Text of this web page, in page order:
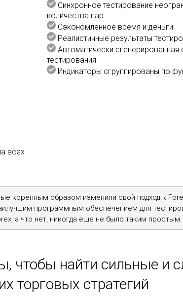
всех
Синхронное тестирование
количества пар
Сэкономленное время и деньги
Реалистичные результаты
Автоматически сгенерированная
тестирования
Индикаторы сгруппированы по
коренным образом изменили свой подход к
программным обеспечением для
а что нет, никогда еще не было таким простым.
чтобы найти сильные и
торговых стратегий